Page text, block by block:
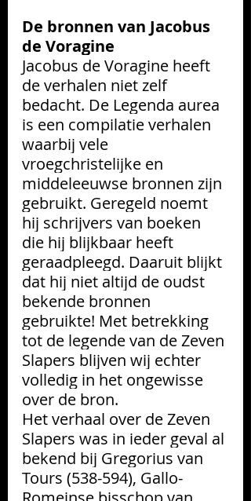
De bronnen van Jacobus
de Voragine
Jacobus de Voragine heeft
de verhalen niet zelf
bedacht. De Legenda aurea
is een compilatie verhalen
waarbij vele
vroegchristelijke en
middeleeuwse bronnen zijn
gebruikt. Geregeld noemt
hij schrijvers van boeken
die hij blijkbaar heeft
geraadpleegd. Daaruit blijkt
dat hij niet altijd de oudst
bekende bronnen
gebruikte! Met betrekking
tot de legende van de Zeven
Slapers blijven wij echter
volledig in het ongewisse
over de bron.
Het verhaal over de Zeven
Slapers was in ieder geval al
bekend bij Gregorius van
Tours (538-594), Gallo-